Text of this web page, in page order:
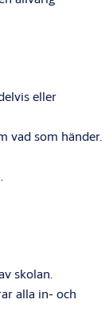
eller
vad som händer.
skolan.
alla in- och